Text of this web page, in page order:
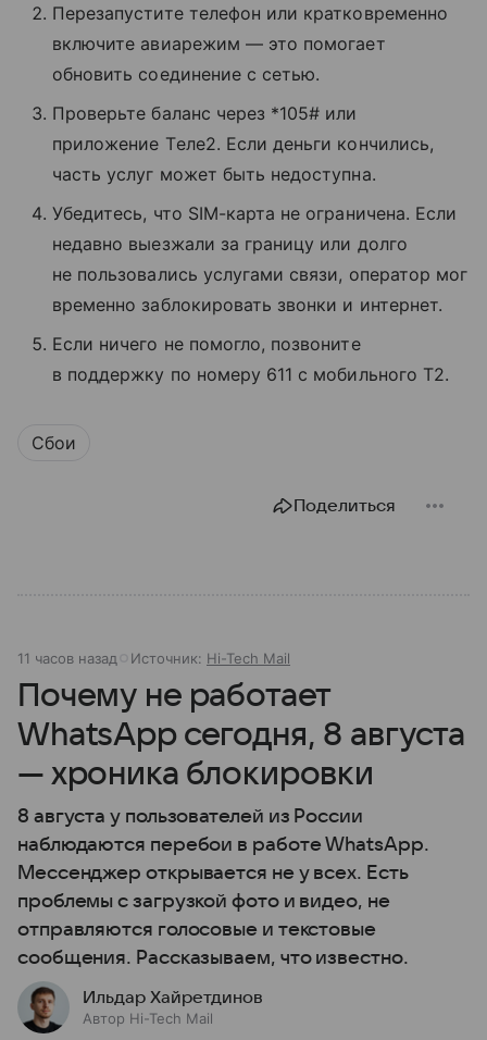
Перезапустите телефон или кратковременно
включите авиарежим — это помогает
обновить соединение с сетью.
Проверьте баланс через *105# или
приложение Tеле2. Если деньги кончились,
часть услуг может быть недоступна.
Убедитесь, что SIM-карта не ограничена. Если
недавно выезжали за границу или долго
не пользовались услугами связи, оператор мог
временно заблокировать звонки и интернет.
Если ничего не помогло, позвоните
в поддержку по номеру 611 с мобильного T2.
Сбои
Поделиться
11 часов назад Источник: Hi-Tech Mail
Почему не работает
WhatsApp сегодня, 8 августа
— хроника блокировки
8 августа у пользователей из России
наблюдаются перебои в работе WhatsApp.
Мессенджер открывается не у всех. Есть
проблемы с загрузкой фото и видео, не
отправляются голосовые и текстовые
сообщения. Рассказываем, что известно.
Ильдар Хайретдинов
Автор Hi-Tech Mail